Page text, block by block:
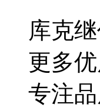
库克
更多
专注